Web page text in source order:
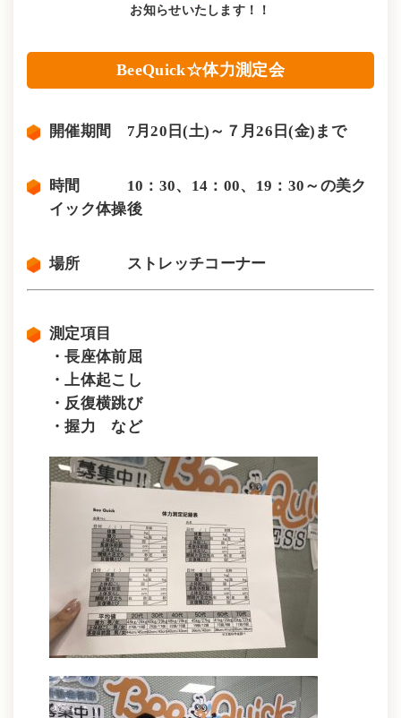
お知らせいたします！！
BeeQuick☆体力測定会
開催期間 7月20日(土)～７月26日(金)まで
時間 10：30、14：00、19：30～の美ク
イック体操後
場所 ストレッチコーナー
測定項目
・長座体前屈
・上体起こし
・反復横跳び
・握力 など